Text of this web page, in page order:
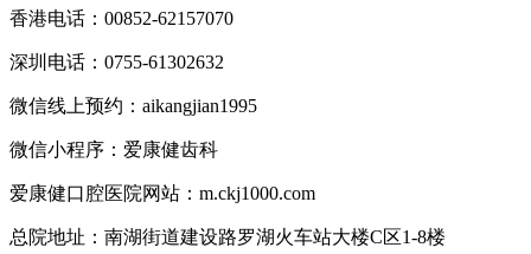
香港电话：00852-62157070
深圳电话：0755-61302632
微信线上预约：aikangjian1995
微信小程序：爱康健齿科
爱康健口腔医院网站：m.ckj1000.com
总院地址：南湖街道建设路罗湖火车站大楼C区1-8楼